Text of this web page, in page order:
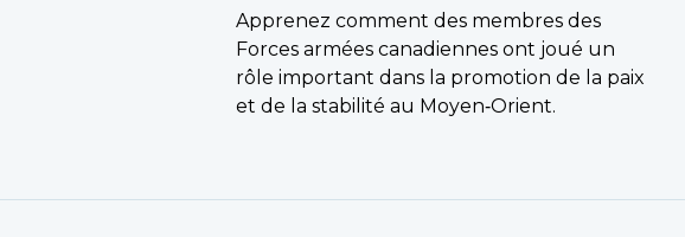
Apprenez comment des membres des
Forces armées canadiennes ont joué un
rôle important dans la promotion de la paix
et de la stabilité au Moyen‑Orient.